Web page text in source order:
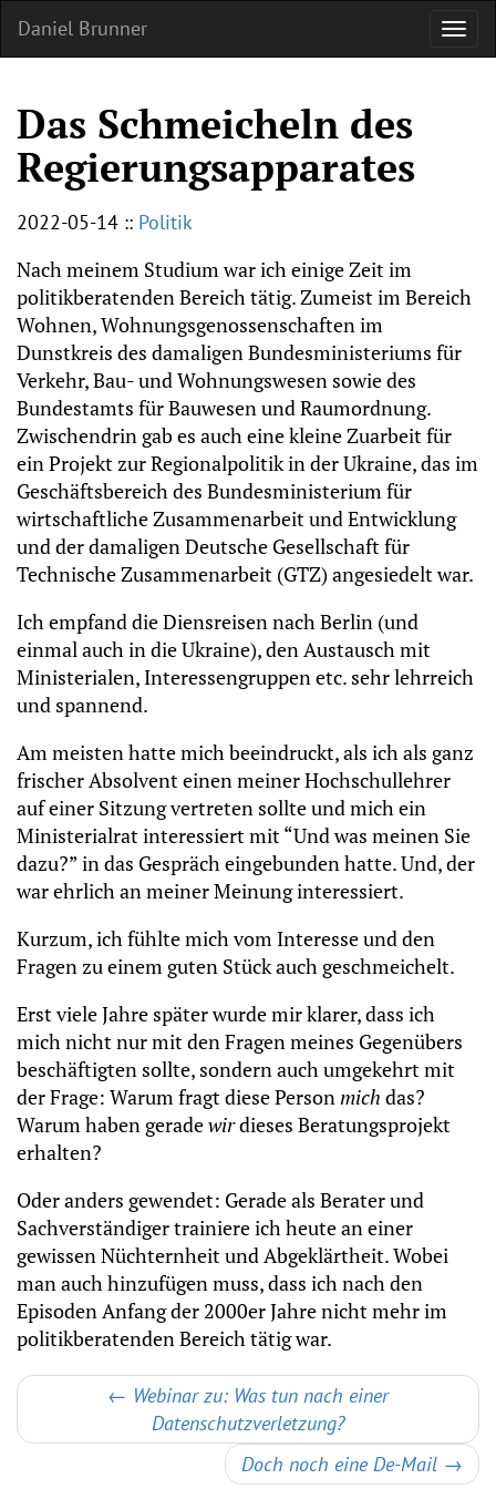
Daniel Brunner
Das Schmeicheln des
Regierungsapparates
2022-05-14 :: Politik
Nach meinem Studium war ich einige Zeit im
politikberatenden Bereich tätig. Zumeist im Bereich
Wohnen, Wohnungsgenossenschaften im
Dunstkreis des damaligen Bundesministeriums für
Verkehr, Bau- und Wohnungswesen sowie des
Bundestamts für Bauwesen und Raumordnung.
Zwischendrin gab es auch eine kleine Zuarbeit für
ein Projekt zur Regionalpolitik in der Ukraine, das im
Geschäftsbereich des Bundesministerium für
wirtschaftliche Zusammenarbeit und Entwicklung
und der damaligen Deutsche Gesellschaft für
Technische Zusammenarbeit (GTZ) angesiedelt war.
Ich empfand die Diensreisen nach Berlin (und
einmal auch in die Ukraine), den Austausch mit
Ministerialen, Interessengruppen etc. sehr lehrreich
und spannend.
Am meisten hatte mich beeindruckt, als ich als ganz
frischer Absolvent einen meiner Hochschullehrer
auf einer Sitzung vertreten sollte und mich ein
Ministerialrat interessiert mit “Und was meinen Sie
dazu?” in das Gespräch eingebunden hatte. Und, der
war ehrlich an meiner Meinung interessiert.
Kurzum, ich fühlte mich vom Interesse und den
Fragen zu einem guten Stück auch geschmeichelt.
Erst viele Jahre später wurde mir klarer, dass ich
mich nicht nur mit den Fragen meines Gegenübers
beschäftigten sollte, sondern auch umgekehrt mit
der Frage: Warum fragt diese Personmich das?
Warum haben geradewirdieses Beratungsprojekt
erhalten?
Oder anders gewendet: Gerade als Berater und
Sachverständiger trainiere ich heute an einer
gewissen Nüchternheit und Abgeklärtheit. Wobei
man auch hinzufügen muss, dass ich nach den
Episoden Anfang der 2000er Jahre nicht mehr im
politikberatenden Bereich tätig war.
← Webinar zu: Was tun nach einer
Datenschutzverletzung?
Doch noch eine De-Mail →